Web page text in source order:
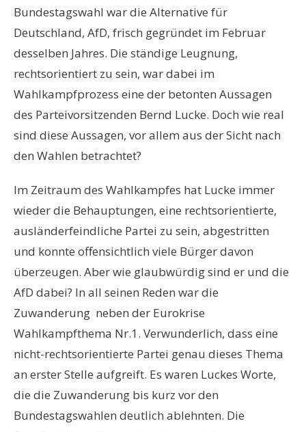
Bundestagswahl war die Alternative für
Deutschland, AfD, frisch gegründet im Februar
desselben Jahres. Die ständige Leugnung,
rechtsorientiert zu sein, war dabei im
Wahlkampfprozess eine der betonten Aussagen
des Parteivorsitzenden Bernd Lucke. Doch wie real
sind diese Aussagen, vor allem aus der Sicht nach
den Wahlen betrachtet?
Im Zeitraum des Wahlkampfes hat Lucke immer
wieder die Behauptungen, eine rechtsorientierte,
ausländerfeindliche Partei zu sein, abgestritten
und konnte offensichtlich viele Bürger davon
überzeugen. Aber wie glaubwürdig sind er und die
AfD dabei? In all seinen Reden war die
Zuwanderung neben der Eurokrise
Wahlkampfthema Nr.1. Verwunderlich, dass eine
nicht-rechtsorientierte Partei genau dieses Thema
an erster Stelle aufgreift. Es waren Luckes Worte,
die die Zuwanderung bis kurz vor den
Bundestagswahlen deutlich ablehnten. Die